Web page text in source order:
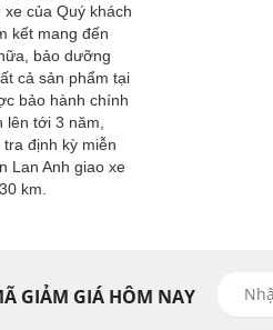
của Quý khách
kết mang đến
bảo dưỡng
cả sản phẩm tại
bảo hành chính
lên tới 3 năm,
định kỳ miễn
Lan Anh giao xe
km.
GIẢM GIÁ HÔM NAY